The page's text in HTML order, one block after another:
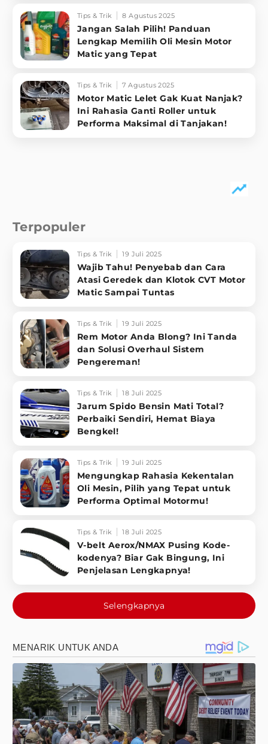
Tips & Trik 8 Agustus 2025
Jangan Salah Pilih! Panduan
Lengkap Memilih Oli Mesin Motor
Matic yang Tepat
Tips & Trik 7 Agustus 2025
Motor Matic Lelet Gak Kuat Nanjak?
Ini Rahasia Ganti Roller untuk
Performa Maksimal di Tanjakan!
Terpopuler
Tips & Trik 19 Juli 2025
Wajib Tahu! Penyebab dan Cara
Atasi Geredek dan Klotok CVT Motor
Matic Sampai Tuntas
Tips & Trik 19 Juli 2025
Rem Motor Anda Blong? Ini Tanda
dan Solusi Overhaul Sistem
Pengereman!
Tips & Trik 18 Juli 2025
Jarum Spido Bensin Mati Total?
Perbaiki Sendiri, Hemat Biaya
Bengkel!
Tips & Trik 19 Juli 2025
Mengungkap Rahasia Kekentalan
Oli Mesin, Pilih yang Tepat untuk
Performa Optimal Motormu!
Tips & Trik 18 Juli 2025
V-belt Aerox/NMAX Pusing Kode-
kodenya? Biar Gak Bingung, Ini
Penjelasan Lengkapnya!
Selengkapnya